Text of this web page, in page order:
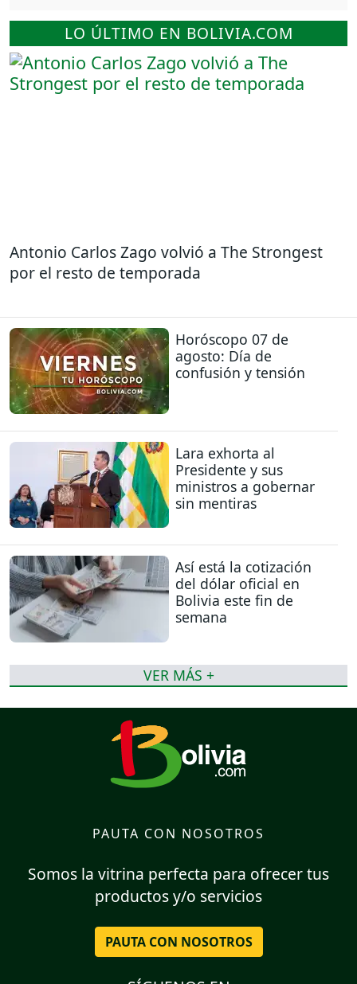
LO ÚLTIMO EN BOLIVIA.COM
Antonio Carlos Zago volvió a The Strongest
por el resto de temporada
Horóscopo 07 de
agosto: Día de
confusión y tensión
Lara exhorta al
Presidente y sus
ministros a gobernar
sin mentiras
Así está la cotización
del dólar oficial en
Bolivia este fin de
semana
VER MÁS +
PAUTA CON NOSOTROS
Somos la vitrina perfecta para ofrecer tus
productos y/o servicios
PAUTA CON NOSOTROS